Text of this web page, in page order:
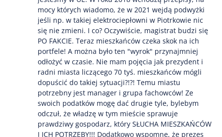
mocy których wiadomo, że w 2021 wejdą podwyżki
jeśli np. w takiej elektrociepłowni w Piotrkowie nic
się nie zmieni. I co? Oczywiście, magistrat budzi się
PO FAKCIE. Teraz mieszkańców czeka skok na ich
portfele! A można było ten "wyrok" przynajmniej
odłożyć w czasie. Nie mam pojęcia jak prezydent i
radni miasta liczącego 70 tyś. mieszkańców mógli
dopuścić do takiej sytuacji?!?! Temu miastu
potrzebny jest manager i grupa fachowców! Ze
swoich podatków mogę dać drugie tyle, bylebym
odczuł, że władzę w tym mieście sprawuje
prawdziwy gospodarz, który SŁUCHA MIESZKAŃCÓW
I ICH POTRZEBY!!! Dodatkowo wspomnę, że prezes